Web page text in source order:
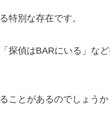
特別な存在です。
探偵はBARにいる」な
ことがあるのでしょうか